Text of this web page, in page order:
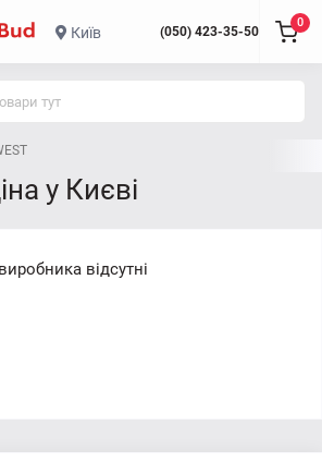
Київ (050) 423-35-50
0
у Києві
відсутні